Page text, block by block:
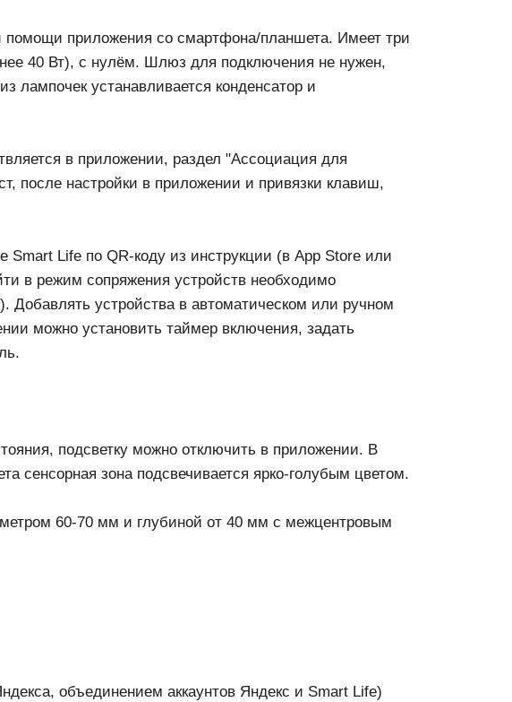
приложения со смартфона/планшета. Имеет три
40 Вт), с нулём. Шлюз для подключения не нужен,
лампочек устанавливается конденсатор и
в приложении, раздел "Ассоциация для
после настройки в приложении и привязки клавиш,
Smart Life по QR-коду из инструкции (в App Store или
в режим сопряжения устройств необходимо
Добавлять устройства в автоматическом или ручном
можно установить таймер включения, задать
подсветку можно отключить в приложении. В
сенсорная зона подсвечивается ярко-голубым цветом.
60-70 мм и глубиной от 40 мм с межцентровым
объединением аккаунтов Яндекс и Smart Life)